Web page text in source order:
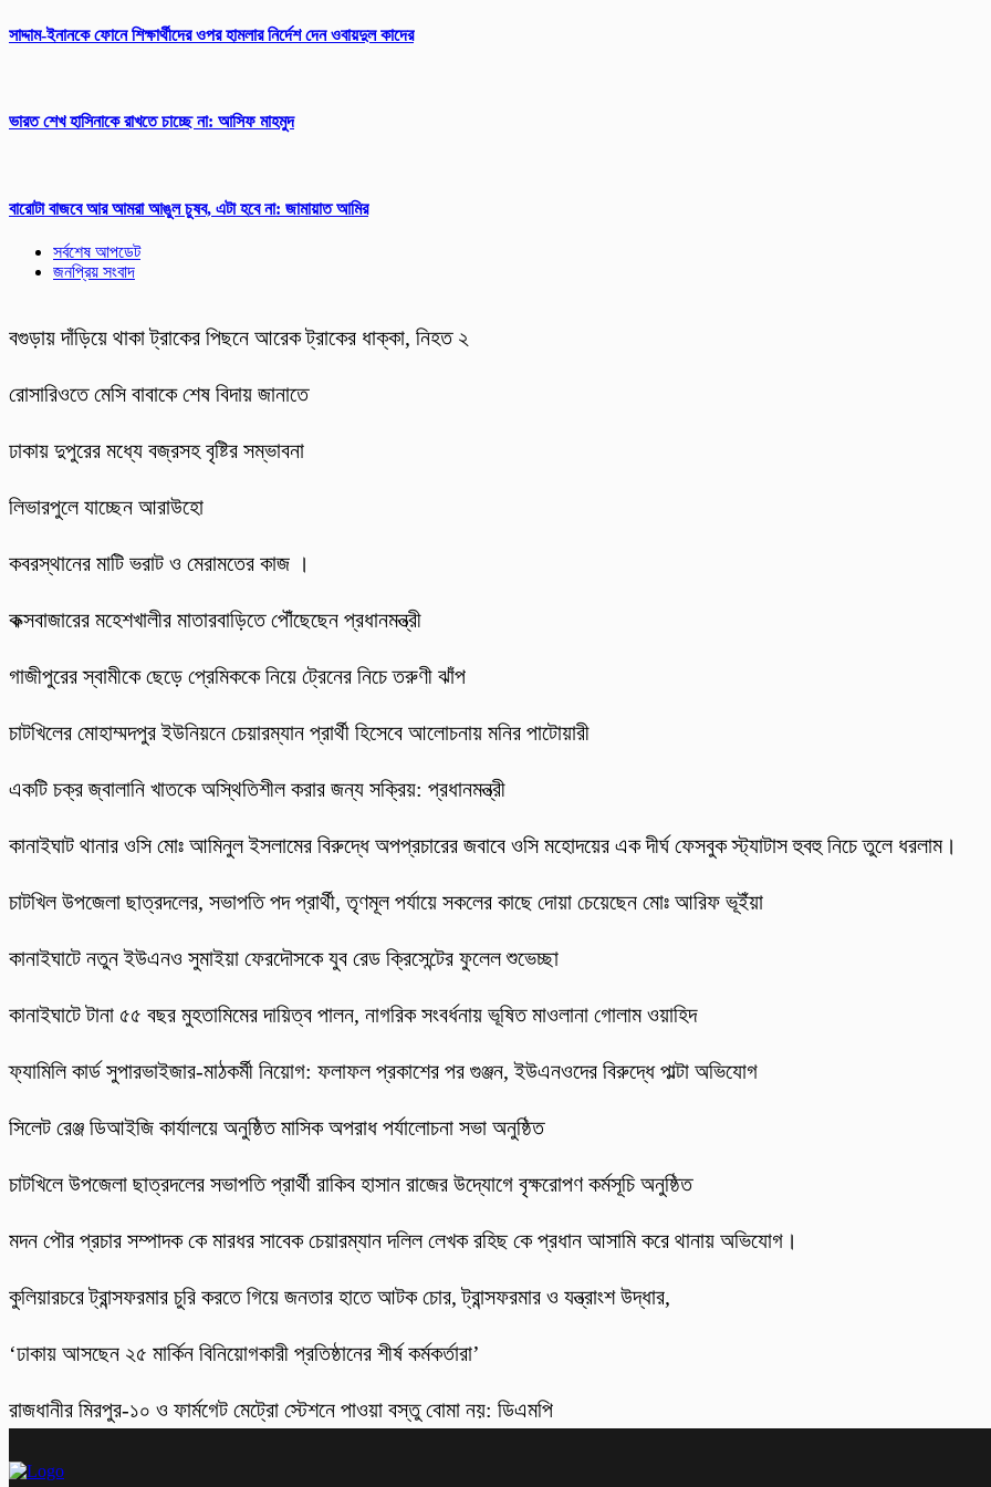
সাদ্দাম-ইনানকে ফোনে শিক্ষার্থীদের ওপর হামলার নির্দেশ দেন ওবায়দুল কাদের
ভারত শেখ হাসিনাকে রাখতে চাচ্ছে না: আসিফ মাহমুদ
বারোটা বাজবে আর আমরা আঙুল চুষব, এটা হবে না: জামায়াত আমির
সর্বশেষ আপডেট
জনপ্রিয় সংবাদ
বগুড়ায় দাঁড়িয়ে থাকা ট্রাকের পিছনে আরেক ট্রাকের ধাক্কা, নিহত ২
রোসারিওতে মেসি বাবাকে শেষ বিদায় জানাতে
ঢাকায় দুপুরের মধ্যে বজ্রসহ বৃষ্টির সম্ভাবনা
লিভারপুলে যাচ্ছেন আরাউহো
কবরস্থানের মাটি ভরাট ও মেরামতের কাজ ।
কক্সবাজারের মহেশখালীর মাতারবাড়িতে পৌঁছেছেন প্রধানমন্ত্রী
গাজীপুরের স্বামীকে ছেড়ে প্রেমিককে নিয়ে ট্রেনের নিচে তরুণী ঝাঁপ
চাটখিলের মোহাম্মদপুর ইউনিয়নে চেয়ারম্যান প্রার্থী হিসেবে আলোচনায় মনির পাটোয়ারী
একটি চক্র জ্বালানি খাতকে অস্থিতিশীল করার জন্য সক্রিয়: প্রধানমন্ত্রী
কানাইঘাট থানার ওসি মোঃ আমিনুল ইসলামের বিরুদ্ধে অপপ্রচারের জবাবে ওসি মহোদয়ের এক দীর্ঘ ফেসবুক স্ট্যাটাস হুবহু নিচে তুলে ধরলাম।
চাটখিল উপজেলা ছাত্রদলের, সভাপতি পদ প্রার্থী, তৃণমূল পর্যায়ে সকলের কাছে দোয়া চেয়েছেন মোঃ আরিফ ভূইঁয়া
কানাইঘাটে নতুন ইউএনও সুমাইয়া ফেরদৌসকে যুব রেড ক্রিসেন্টের ফুলেল শুভেচ্ছা
কানাইঘাটে টানা ৫৫ বছর মুহতামিমের দায়িত্ব পালন, নাগরিক সংবর্ধনায় ভূষিত মাওলানা গোলাম ওয়াহিদ
ফ্যামিলি কার্ড সুপারভাইজার-মাঠকর্মী নিয়োগ: ফলাফল প্রকাশের পর গুঞ্জন, ইউএনওদের বিরুদ্ধে পাল্টা অভিযোগ
‎সিলেট রেঞ্জ ডিআইজি কার্যালয়ে অনুষ্ঠিত মাসিক অপরাধ পর্যালোচনা সভা অনুষ্ঠিত
চাটখিলে উপজেলা ছাত্রদলের সভাপতি প্রার্থী রাকিব হাসান রাজের উদ্যোগে বৃক্ষরোপণ কর্মসূচি অনুষ্ঠিত
মদন পৌর প্রচার সম্পাদক কে মারধর সাবেক চেয়ারম্যান দলিল লেখক রহিছ কে প্রধান আসামি করে থানায় অভিযোগ।
কুলিয়ারচরে ট্রান্সফরমার চুরি করতে গিয়ে জনতার হাতে আটক চোর, ট্রান্সফরমার ও যন্ত্রাংশ উদ্ধার,
‘ঢাকায় আসছেন ২৫ মার্কিন বিনিয়োগকারী প্রতিষ্ঠানের শীর্ষ কর্মকর্তারা’
রাজধানীর মিরপুর-১০ ও ফার্মগেট মেট্রো স্টেশনে পাওয়া বস্তু বোমা নয়: ডিএমপি